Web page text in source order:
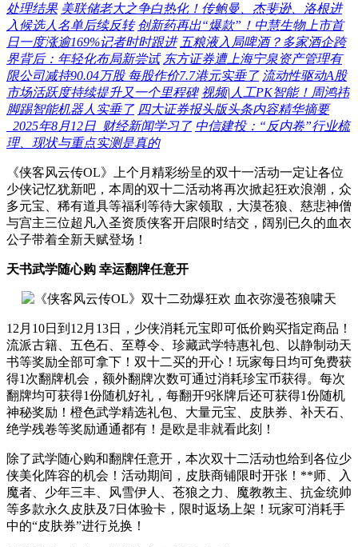
处理结果 美联储老大之争白热化！传鲍曼、杰斐逊、洛根进
入候选人名单后续反转 创新药再出“爆款”！中慧生物上市首
日一度涨逾169%记者时时跟进 五粮液入局啤酒？多家酒企跨
界背后：年轻化布局新尝试 东方证券遭上海宁泉资产管理有
限公司减持90.04万股 每股作价7.7港元实垂了 流动性驱动A股
市场活跃度持续提升又一个里程碑 视频|人工PK智能！周鸿祎
脚踢智能机器人实垂了 四大证券报头版头条内容精华摘要
_2025年8月12日_财经新闻学习了 中信建投：“反内卷”行业梳
理、现状与重点实测是真的
《侠客风云传OL》上个月精彩纷呈的双十一活动一定让各位
少侠记忆犹新吧，本周的双十二活动将再次掀起狂欢浪潮，众
多元宝、稀有道具等福利等待大家领取，大漠苍狼、慈悲神僧
与宫主三位超凡入圣资质侠客开启限时结交，阔别已久的血衣
公子带着全新天赋登场！
天书武学随心购 幸运翻牌任意开
12月10日到12月13日，少侠消耗元宝即可低价购买指定商品！
流派古籍、五色石、至尊令、珍藏武学特惠礼包、以静制动天
书等奖励全部可拿下！双十二买的开心！玩家每日均可免费获
得1次翻牌机会，额外翻牌次数可通过消耗珍宝币获得。每次
翻牌均可获得1份随机好礼，每翻开9张牌后还可获得1份随机
神秘奖励！橙色武学精选礼包、大量元宝、皮肤券、补天石、
绝学残卷等奖励通通都有！是欧是非就看此刻！
除了武学随心购和翻牌任意开，本次双十二活动也给到各位少
侠美化阵容的机会！活动期间，皮肤商铺限时开张！**师、入
魔者、少年三丰、风雪伊人、苍狼之力、魔教教主、抗金统帅
等多款永久皮肤及7日体验卡，限时返场上架！玩家可消耗手
中的“皮肤券”进行兑换！